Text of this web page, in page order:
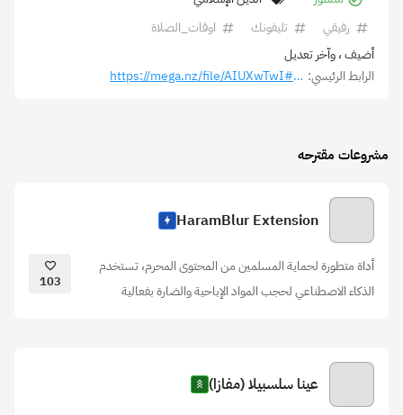
رفيقي
تليفونك
اوقات_الصلاة
أضيف، وآخر تعديل
الرابط الرئيسي: https://mega.nz/file/AIUXwTwI#uPBJOoelvan794LIlYpUuIo36Td1Kxql66D4n2OfHlQ
مشروعات مقترحه
HaramBlur Extension
أداة متطورة لحماية المسلمين من المحتوى المحرم، تستخدم
الذكاء الاصطناعي لحجب المواد الإباحية والضارة بفعالية
103
عينا سلسبيلا (مفازا)